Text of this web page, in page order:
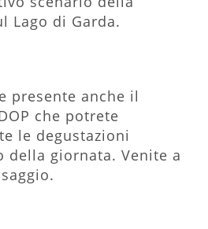
Lago di Garda.
presente anche il
che potrete
le degustazioni
della giornata. Venite a